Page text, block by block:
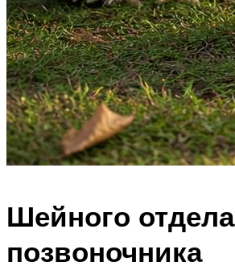
Шейного отдела
позвоночника